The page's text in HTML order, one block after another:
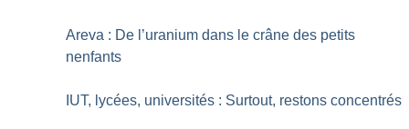
Areva : De l’uranium dans le crâne des petits
nenfants
IUT, lycées, universités : Surtout, restons concentrés